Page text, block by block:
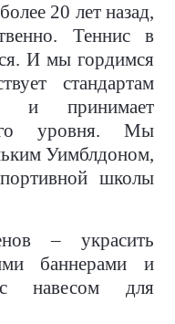
20 лет назад,
Теннис в
И мы гордимся
стандартам
и принимает
уровня. Мы
Уимблдоном,
школы
– украсить
баннерами и
с навесом для